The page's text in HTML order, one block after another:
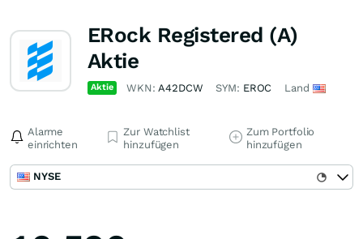
ERock Registered (A)
Aktie
Aktie WKN:A42DCW SYM: EROC Land
Alarme
einrichten
Zur Watchlist
hinzufügen
Zum Portfolio
hinzufügen
NYSE